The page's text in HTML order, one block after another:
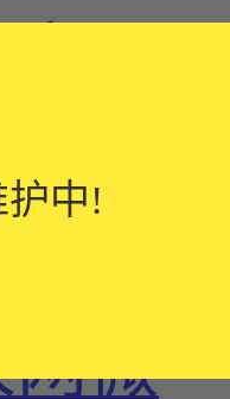
护中!新浪
网微
护中!
护中!